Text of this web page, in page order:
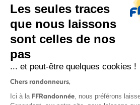
Les seules traces
que nous laissons
sont celles de nos
pas
... et peut-être quelques cookies !
Chers randonneurs,
Ici à la FFRandonnée, nous préférons